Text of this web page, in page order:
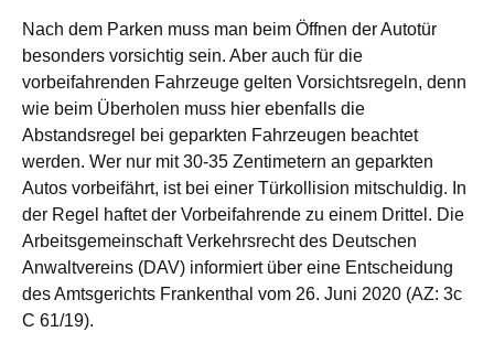
Nach dem Parken muss man beim Öffnen der Autotür
besonders vorsichtig sein. Aber auch für die
vorbeifahrenden Fahrzeuge gelten Vorsichtsregeln, denn
wie beim Überholen muss hier ebenfalls die
Abstandsregel bei geparkten Fahrzeugen beachtet
werden. Wer nur mit 30-35 Zentimetern an geparkten
Autos vorbeifährt, ist bei einer Türkollision mitschuldig. In
der Regel haftet der Vorbeifahrende zu einem Drittel. Die
Arbeitsgemeinschaft Verkehrsrecht des Deutschen
Anwaltvereins (DAV) informiert über eine Entscheidung
des Amtsgerichts Frankenthal vom 26. Juni 2020 (AZ: 3c
C 61/19).